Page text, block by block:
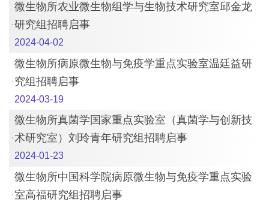
微生物所农业微生物组学与生物技术研究室邱金龙
研究组招聘启事
2024-04-02
微生物所病原微生物与免疫学重点实验室温廷益研
究组招聘启事
2024-03-19
微生物所真菌学国家重点实验室（真菌学与创新技
术研究室）刘玲青年研究组招聘启事
2024-01-23
微生物所中国科学院病原微生物与免疫学重点实验
室高福研究组招聘启事